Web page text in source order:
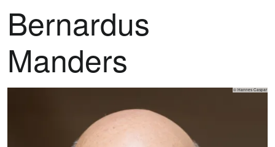
Bernardus
Manders
© Hannes Caspar